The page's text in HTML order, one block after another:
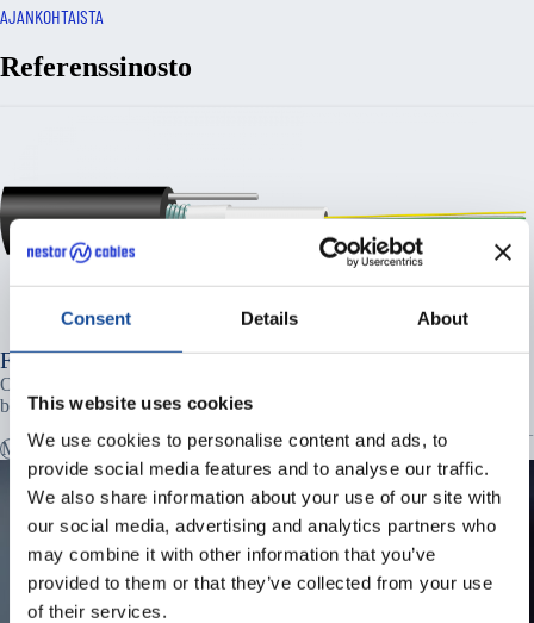
Consent Details About
This website uses cookies
We use cookies to personalise content and ads, to
provide social media features and to analyse our traffic.
We also share information about your use of our site with
our social media, advertising and analytics partners who
may combine it with other information that you’ve
provided to them or that they’ve collected from your use
of their services.
AJANKOHTAISTA
Referenssinosto
MAAKAAPELIT
FYORMU Micro 4,0mm
Optical fibre cable with 4-12 fibres for microduct installation by
blowing